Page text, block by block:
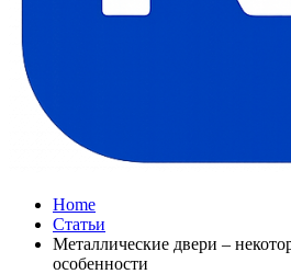
Home
Статьи
Металлические двери –
особенности